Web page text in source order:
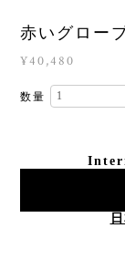
赤いグロー
¥40,480
数量